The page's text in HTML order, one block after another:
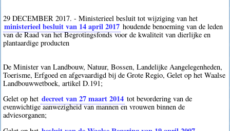
29 DECEMBER 2017. - Ministerieel besluit tot wijziging van het
ministerieel besluit van 14 april 2017 houdende benoeming van de leden
van de Raad van het Begrotingsfonds voor de kwaliteit van dierlijke en
plantaardige producten
De Minister van Landbouw, Natuur, Bossen, Landelijke Aangelegenheden,
Toerisme, Erfgoed en afgevaardigd bij de Grote Regio, Gelet op het Waalse
Landbouwwetboek, artikel D.191;
Gelet op het decreet van 27 maart 2014 tot bevordering van de
evenwichtige aanwezigheid van mannen en vrouwen binnen de
adviesorganen;